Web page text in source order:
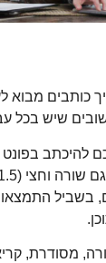
כותבים מבוא
שיש בכל
בשביל
מסודרת,